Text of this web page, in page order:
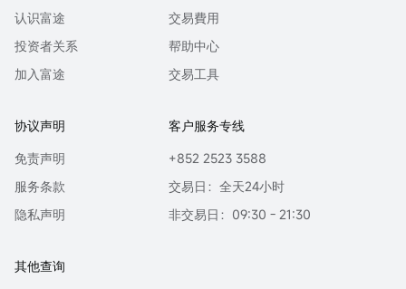
认识富途
投资者关系
加入富途
交易費用
帮助中心
交易工具
协议声明
免责声明
服务条款
隐私声明
客户服务专线
+852 2523 3588
交易日：全天24小时
非交易日：09:30 - 21:30
其他查询